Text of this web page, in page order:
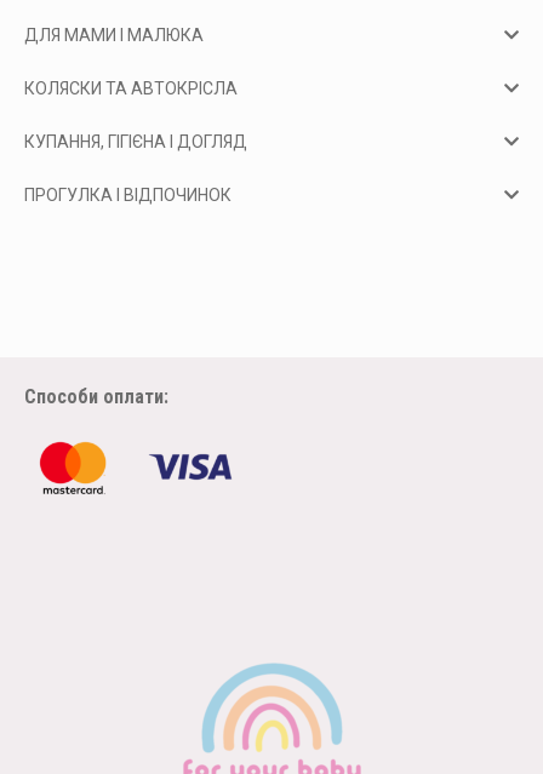
ДЛЯ МАМИ І МАЛЮКА
КОЛЯСКИ ТА АВТОКРІСЛА
КУПАННЯ, ГІГІЄНА І ДОГЛЯД
ПРОГУЛКА І ВІДПОЧИНОК
Способи оплати: